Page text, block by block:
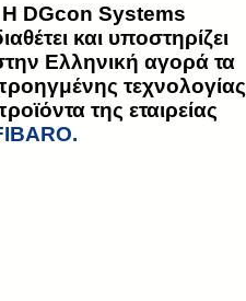
Η DGcon Systems
και υποστηρίζει
Ελληνική αγορά τα
τεχνολογίας
της εταιρείας